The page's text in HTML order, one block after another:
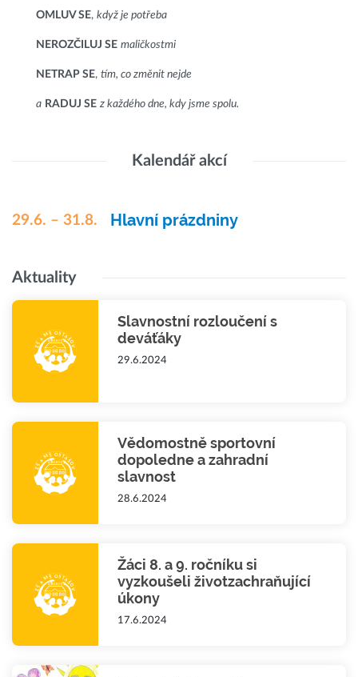
OMLUV SE, když je potřeba
NEROZČILUJ SE maličkostmi
NETRAP SE, tím, co změnit nejde
a RADUJ SE z každého dne, kdy jsme spolu.
Kalendář akcí
29.6. – 31.8. Hlavní prázdniny
Aktuality
Slavnostní rozloučení s
deváťáky
29.6.2024
Vědomostně sportovní
dopoledne a zahradní
slavnost
28.6.2024
Žáci 8. a 9. ročníku si
vyzkoušeli životzachraňující
úkony
17.6.2024